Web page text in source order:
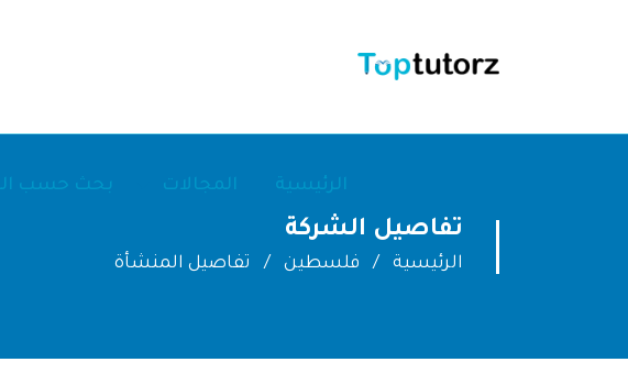
الرئيسية المجالات بحث حسب
تفاصيل الشركة
الرئيسية فلسطين تفاصيل المنشأة